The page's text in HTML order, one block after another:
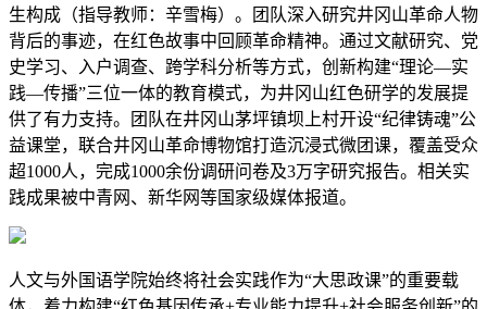
生构成（指导教师：辛雪梅）。团队深入研究井冈山革命人物
背后的事迹，在红色故事中回顾革命精神。通过文献研究、党
史学习、入户调查、跨学科分析等方式，创新构建“理论—实
践—传播”三位一体的教育模式，为井冈山红色研学的发展提
供了有力支持。团队在井冈山茅坪镇坝上村开设“纪律铸魂”公
益课堂，联合井冈山革命博物馆打造沉浸式微团课，覆盖受众
超1000人，完成1000余份调研问卷及3万字研究报告。相关实
践成果被中青网、新华网等国家级媒体报道。
人文与外国语学院始终将社会实践作为“大思政课”的重要载